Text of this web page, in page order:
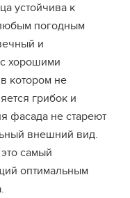
устойчива к
погодным
и
хорошими
котором не
грибок и
фасада не стареют
внешний вид.
самый
оптимальным